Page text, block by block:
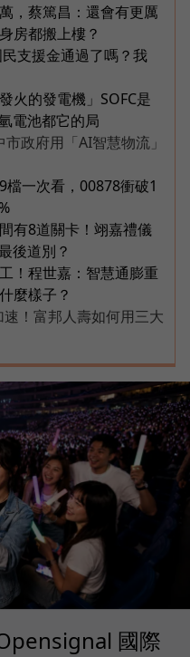
，蔡篤昌：還會有更厲
房都搬上樓？
支援金通過了嗎？我
火的發電機」SOFC是
電池都它的局
政府用「AI智慧物流」
檔一次看，00878衝破1
有8道關卡！翊嘉禮儀
後道別？
！程世嘉：智慧通膨重
麼樣子？
！富邦人壽如何用三大
國際